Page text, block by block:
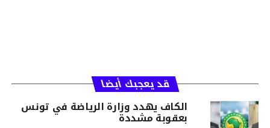
قد يعجبك أيضا
الكاف يهدد وزارة الرياضة في تونس
بعقوبة مشددة